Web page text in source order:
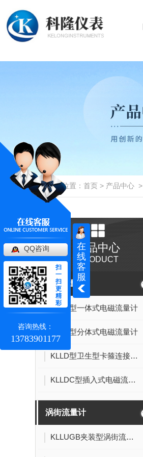
当前位置： 首页 > 产品中心 >
产品中心
PRODUCT
电磁流量计
KLLD型一体式电磁流量计
KLLD型分体式电磁流量计
KLLD型卫生型卡箍连接式电磁流量计
KLLDC型插入式电磁流量计
涡街流量计
KLLUGB夹装型涡街流量计
在
线
客
服
QQ咨询
扫
一
扫
更
精
彩
咨询热线：
13783901177